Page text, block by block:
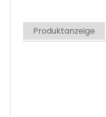
Produktanzeige